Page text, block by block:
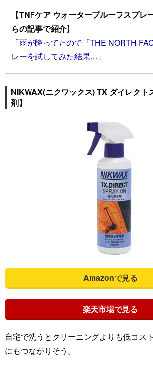
【TNFケア ウォータープルーフスプレ
らの記事で紹介】
「雨が降ってたので『THE NORTH
レーを試してみた結果…」
NIKWAX(ニクワックス) TX ダイレクト
剤】
Amazonで見る
楽天市場で見る
自宅で洗うとクリーニングよりも低コス
にもつながりそう。